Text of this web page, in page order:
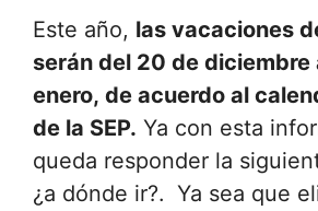
Este año, las vacaciones
serán del 20 de diciembre
enero, de acuerdo al
de la SEP. Ya con esta
queda responder la
¿a dónde ir?. Ya sea que